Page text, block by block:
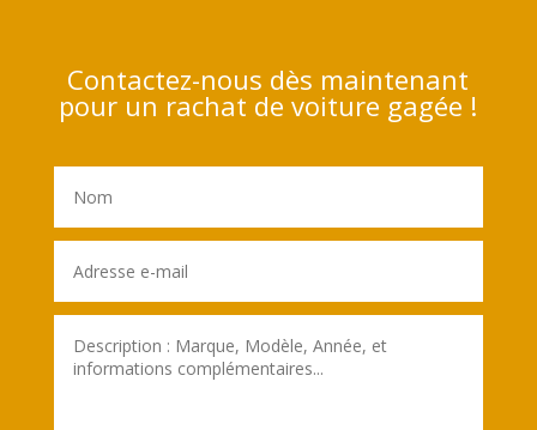
Contactez-nous dès maintenant
pour un rachat de voiture gagée !